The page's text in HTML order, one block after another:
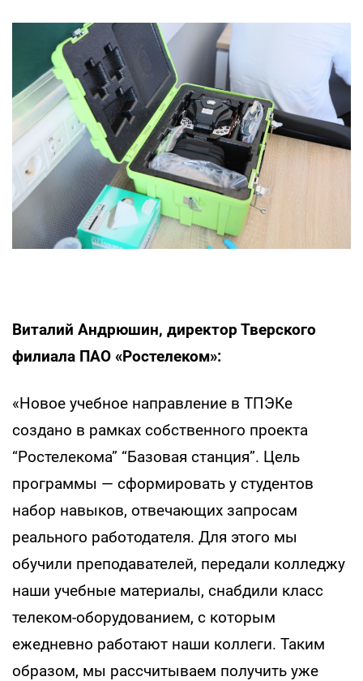
Виталий Андрюшин, директор Тверского
филиала ПАО «Ростелеком»:
«Новое учебное направление в ТПЭКе
создано в рамках собственного проекта
“Ростелекома” “Базовая станция”. Цель
программы — сформировать у студентов
набор навыков, отвечающих запросам
реального работодателя. Для этого мы
обучили преподавателей, передали колледжу
наши учебные материалы, снабдили класс
телеком-оборудованием, с которым
ежедневно работают наши коллеги. Таким
образом, мы рассчитываем получить уже